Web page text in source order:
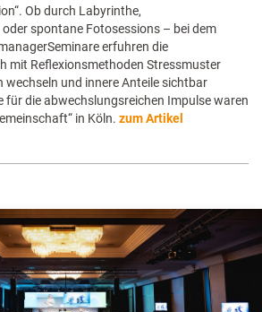
Ob durch Labyrinthe,
spontane Fotosessions – bei dem
erfuhren die
mit Reflexionsmethoden Stressmuster
wechseln und innere Anteile sichtbar
für die abwechslungsreichen Impulse waren
in Köln. zum Artikel